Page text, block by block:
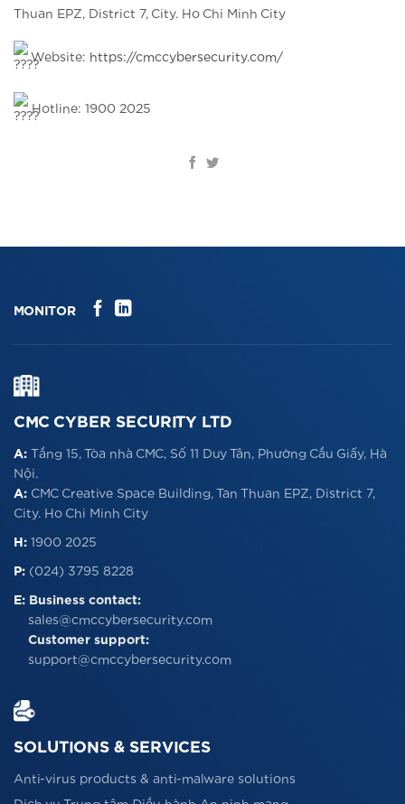
Thuan EPZ, District 7, City. Ho Chi Minh City
Website: https://cmccybersecurity.com/
Hotline: 1900 2025
MONITOR
CMC CYBER SECURITY LTD
A: Tầng 15, Tòa nhà CMC, Số 11 Duy Tân, Phường Cầu Giấy, Hà
Nội.
A: CMC Creative Space Building, Tan Thuan EPZ, District 7,
City. Ho Chi Minh City
H: 1900 2025
P: (024) 3795 8228
E: Business contact:
sales@cmccybersecurity.com
Customer support:
support@cmccybersecurity.com
SOLUTIONS & SERVICES
Anti-virus products & anti-malware solutions